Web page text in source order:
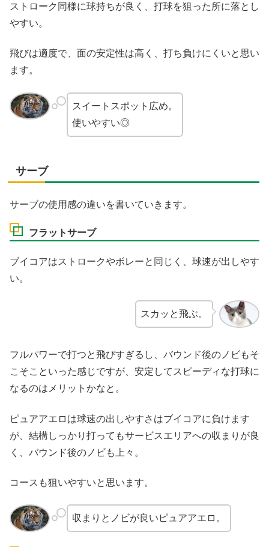
ストローク同様に球持ちが良く、打球を狙った所に落とし
やすい。
飛びは適度で、面の安定性は高く、打ち負けにくいと思い
ます。
スイートスポット広め。
使いやすい◎
サーブ
サーブの使用感の違いを書いていきます。
フラットサーブ
ブイコアはストロークやボレーと同じく、球速が出しやす
い。
スカッと飛ぶ。
フルパワーで打つと飛びすぎるし、バウンド後のノビもそ
こそこといった感じですが、安定してスピーディな打球に
なるのはメリットかなと。
ピュアアエロは球速の出しやすさはブイコアに負けます
が、結構しっかり打ってもサービスエリアへの収まりが良
く、バウンド後のノビも上々。
コースも狙いやすいと思います。
収まりとノビが良いピュアアエロ。